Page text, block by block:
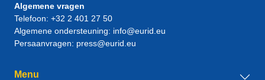
Algemene vragen
Telefoon: +32 2 401 27 50
Algemene ondersteuning: info@eurid.eu
Persaanvragen: press@eurid.eu
Menu